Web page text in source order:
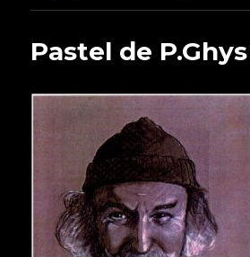
Pastel de P.Ghys